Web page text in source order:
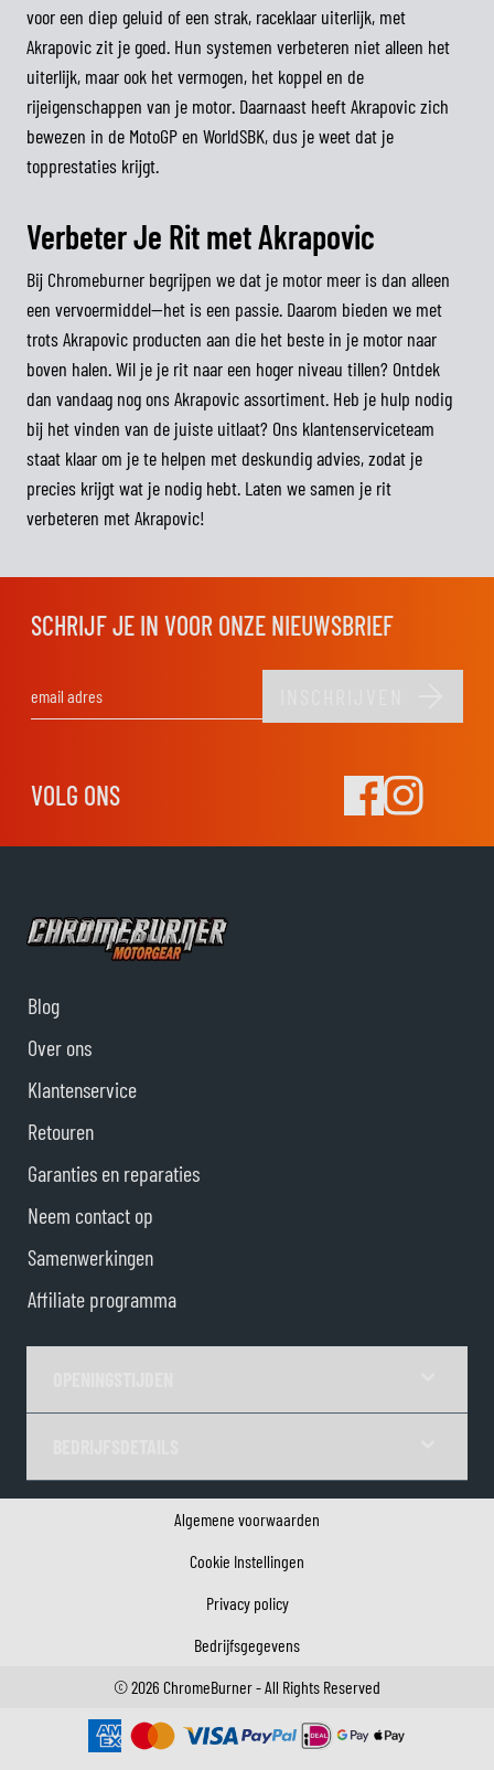
voor een diep geluid of een strak, raceklaar uiterlijk, met
Akrapovic zit je goed. Hun systemen verbeteren niet alleen het
uiterlijk, maar ook het vermogen, het koppel en de
rijeigenschappen van je motor. Daarnaast heeft Akrapovic zich
bewezen in de MotoGP en WorldSBK, dus je weet dat je
topprestaties krijgt.
Verbeter Je Rit met Akrapovic
Bij Chromeburner begrijpen we dat je motor meer is dan alleen
een vervoermiddel—het is een passie. Daarom bieden we met
trots Akrapovic producten aan die het beste in je motor naar
boven halen. Wil je je rit naar een hoger niveau tillen? Ontdek
dan vandaag nog ons Akrapovic assortiment. Heb je hulp nodig
bij het vinden van de juiste uitlaat? Ons klantenserviceteam
staat klaar om je te helpen met deskundig advies, zodat je
precies krijgt wat je nodig hebt. Laten we samen je rit
verbeteren met Akrapovic!
SCHRIJF JE IN VOOR ONZE NIEUWSBRIEF
VOLG ONS
Blog
Over ons
Klantenservice
Retouren
Garanties en reparaties
Neem contact op
Samenwerkingen
Affiliate programma
Algemene voorwaarden
Cookie Instellingen
Privacy policy
Bedrijfsgegevens
©2026 ChromeBurner - All Rights Reserved